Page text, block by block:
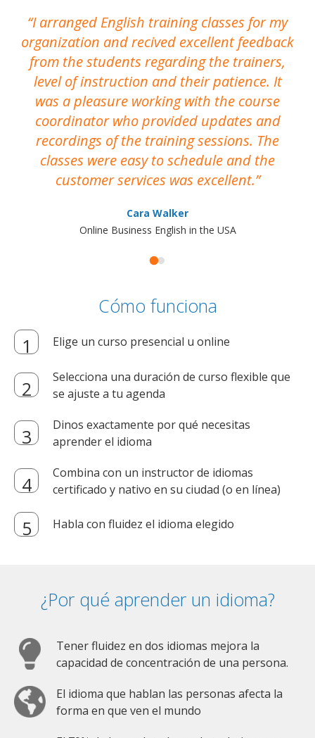
I arranged English training classes for my
organization and recived excellent feedback
from the students regarding the trainers,
level of instruction and their patience. It
was a pleasure working with the course
coordinator who provided updates and
recordings of the training sessions. The
classes were easy to schedule and the
customer services was excellent.
Cara Walker
Online Business English in the USA
Cómo funciona
Elige un curso presencial u online
Selecciona una duración de curso flexible que
se ajuste a tu agenda
Dinos exactamente por qué necesitas
aprender el idioma
Combina con un instructor de idiomas
certificado y nativo en su ciudad (o en línea)
Habla con fluidez el idioma elegido
¿Por qué aprender un idioma?
Tener fluidez en dos idiomas mejora la
capacidad de concentración de una persona.
El idioma que hablan las personas afecta la
forma en que ven el mundo